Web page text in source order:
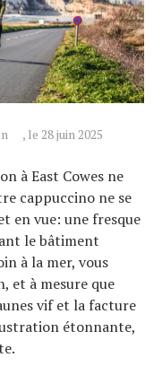
, le 28 juin 2025
à East Cowes ne
cappuccino ne se
en vue: une fresque
le bâtiment
à la mer, vous
et à mesure que
vif et la facture
étonnante,